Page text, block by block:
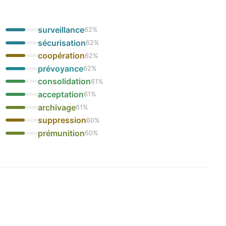
surveillance62%
sécurisation62%
coopération62%
prévoyance62%
consolidation61 %
acceptation61 %
archivage61 %
suppression60%
prémunition60%